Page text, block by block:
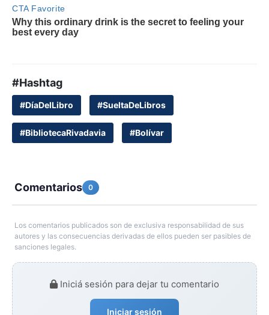
#Hashtag
#DíaDelLibro #SueltaDeLibros
#BibliotecaRivadavia #Bolívar
Comentarios 0
Los comentarios publicados son de exclusiva responsabilidad de sus
autores y las consecuencias derivadas de ellos pueden ser pasibles de
sanciones legales.
Iniciá sesión para dejar tu comentario
Iniciar sesión